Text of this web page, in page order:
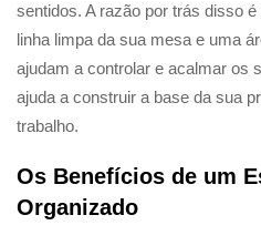
sentidos. A razão por trás disso
linha limpa da sua mesa e uma
ajudam a controlar e acalmar os
ajuda a construir a base da sua
trabalho.
Os Benefícios de um
Organizado